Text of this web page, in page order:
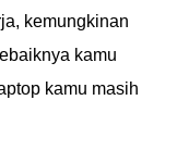
kemungkinan
kamu
kamu masih